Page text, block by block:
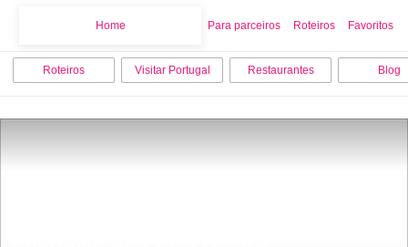
Home Para parceiros Roteiros Favoritos
Roteiros Visitar Portugal Restaurantes Blog